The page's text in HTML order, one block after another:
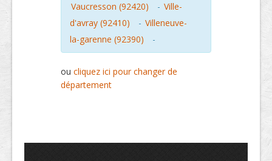
Vaucresson (92420)
- Ville-
d'avray (92410)
- Villeneuve-
la-garenne (92390)
-
ou cliquez ici pour changer de
département